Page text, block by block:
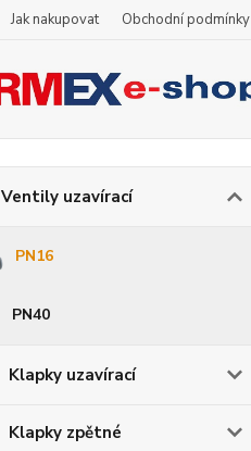
Jak nakupovat Obchodní podmínky
Ventily uzavírací
PN16
PN40
Klapky uzavírací
Klapky zpětné